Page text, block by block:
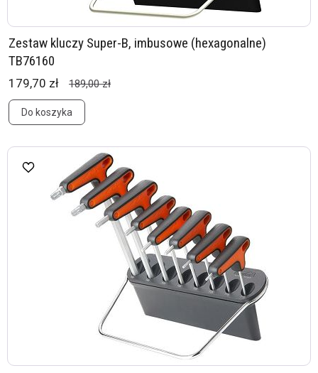
Zestaw kluczy Super-B, imbusowe (hexagonalne)
TB76160
179,70 zł 189,00 zł
Do koszyka